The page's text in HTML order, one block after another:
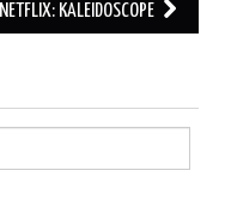
NETFLIX: KALEIDOSCOPE